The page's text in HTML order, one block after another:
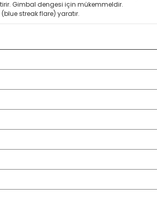
Gimbal dengesi için mükemmeldir.
streak flare) yaratır.